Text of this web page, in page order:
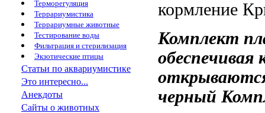
Терморегуляция
Террариумистика
Террариумные животные
Тестирование воды
Фильтрация и стерилизация
Экзотические птицы
Статьи по аквариумистике
Это интересно...
Анекдоты
Сайты о животных
кормление
Комплект
обеспечивая
черный